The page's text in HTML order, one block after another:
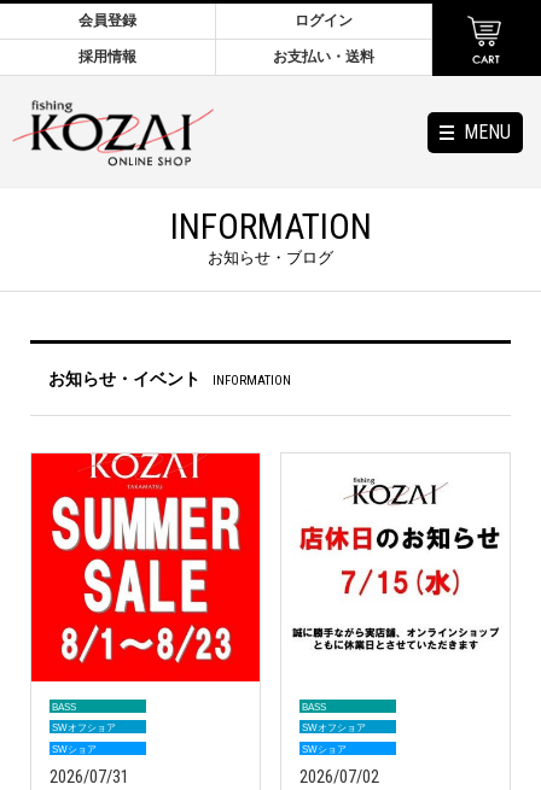
MENU
会員登録 ログイン
採用情報 お支払い・送料
INFORMATION
お知らせ・ブログ
お知らせ・イベント INFORMATION
BASS
SWオフショア
SWショア
2026/07/31
BASS
SWオフショア
SWショア
2026/07/02